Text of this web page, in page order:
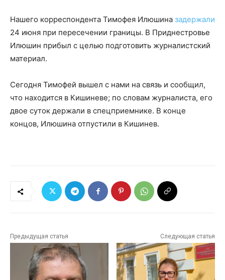
Нашего корреспондента Тимофея Илюшина задержали
24 июня при пересечении границы. В Приднестровье
Илюшин прибыл с целью подготовить журналистский
материал.
Сегодня Тимофей вышел с нами на связь и сообщил,
что находится в Кишиневе; по словам журналиста, его
двое суток держали в спецприемнике. В конце
концов, Илюшина отпустили в Кишинев.
Предыдущая статья Следующая статья